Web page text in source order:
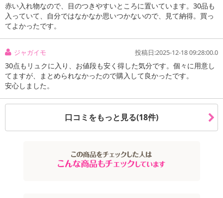
赤い入れ物なので、目のつきやすいところに置いています。30品も
入っていて、自分ではなかなか思いつかないので、見て納得。買っ
てよかったです。
ジャガイモ 投稿日:2025-12-18 09:28:00.0
30点もリュクに入り、お値段も安く得した気分です。個々に用意し
てますが、まとめられなかったので購入して良かったです。
安心しました。
口コミをもっと見る(18件)